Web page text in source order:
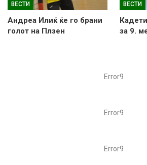
ВЕСТИ
Андреа Илиќ ќе го брани
голот на Плзен
ВЕСТИ
за 9.
Error9
Error9
Error9